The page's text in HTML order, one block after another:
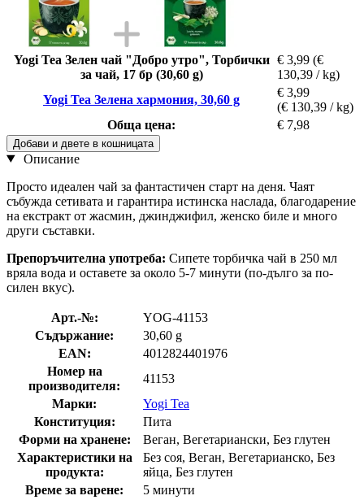
Yogi Tea Зелен чай "Добро утро", Торбички
за чай, 17 бр (30,60 g)
€ 3,99 (€
130,39 / kg)
Yogi Tea Зелена хармония, 30,60 g
€ 3,99
(€ 130,39 / kg)
Обща цена:
€ 7,98
Добави и двете в кошницата
Описание
Просто идеален чай за фантастичен старт на деня. Чаят
събужда сетивата и гарантира истинска наслада, благодарение
на екстракт от жасмин, джинджифил, женско биле и много
други съставки.
Препоръчителна употреба: Сипете торбичка чай в 250 мл
вряла вода и оставете за около 5-7 минути (по-дълго за по-
силен вкус).
Арт.-№:
YOG-41153
Съдържание:
30,60 g
EAN:
4012824401976
Номер на
производителя:
41153
Марки:
Yogi Tea
Конституция:
Пита
Форми на хранене:
Веган, Вегетариански, Без глутен
Характеристики на
продукта:
Без соя, Веган, Вегетарианско, Без
яйца, Без глутен
Време за варене:
5 минути